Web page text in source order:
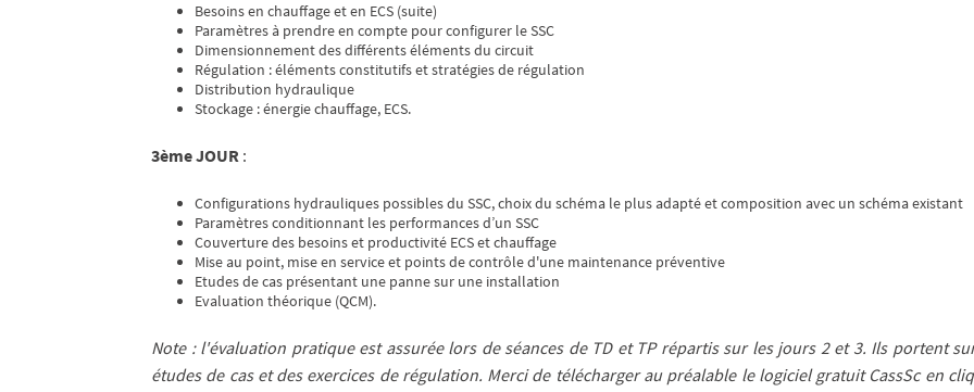
Besoins en chauffage et en ECS (suite)
Paramètres à prendre en compte pour configurer le SSC
Dimensionnement des différents éléments du circuit
Régulation : éléments constitutifs et stratégies de régulation
Distribution hydraulique
Stockage : énergie chauffage, ECS.
3ème JOUR :
Configurations hydrauliques possibles du SSC, choix du schéma le plus adapté et composition avec un schéma existant
Paramètres conditionnant les performances d’un SSC
Couverture des besoins et productivité ECS et chauffage
Mise au point, mise en service et points de contrôle d'une maintenance préventive
Etudes de cas présentant une panne sur une installation
Evaluation théorique (QCM).
Note : l'évaluation pratique est assurée lors de séances de TD et TP répartis sur les jours 2 et 3. Ils portent
études de cas et des exercices de régulation. Merci de télécharger au préalable le logiciel gratuit CassSc en